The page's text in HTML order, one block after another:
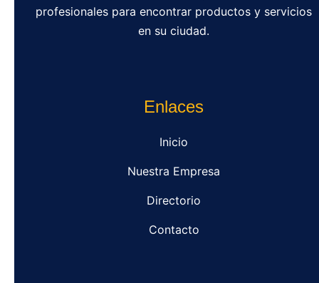
profesionales para encontrar productos y servicios
en su ciudad.
Enlaces
Inicio
Nuestra Empresa
Directorio
Contacto